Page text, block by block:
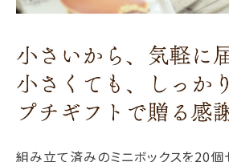
組み立て済みのミニボックスを20個